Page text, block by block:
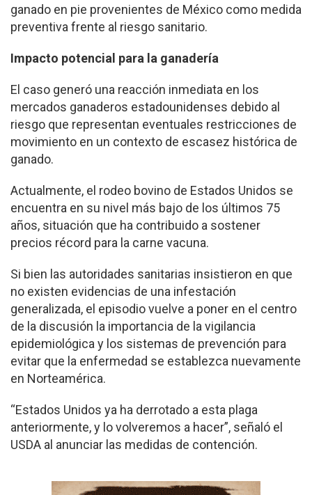
ganado en pie provenientes de México como medida
preventiva frente al riesgo sanitario.
Impacto potencial para la ganadería
El caso generó una reacción inmediata en los
mercados ganaderos estadounidenses debido al
riesgo que representan eventuales restricciones de
movimiento en un contexto de escasez histórica de
ganado.
Actualmente, el rodeo bovino de Estados Unidos se
encuentra en su nivel más bajo de los últimos 75
años, situación que ha contribuido a sostener
precios récord para la carne vacuna.
Si bien las autoridades sanitarias insistieron en que
no existen evidencias de una infestación
generalizada, el episodio vuelve a poner en el centro
de la discusión la importancia de la vigilancia
epidemiológica y los sistemas de prevención para
evitar que la enfermedad se establezca nuevamente
en Norteamérica.
“Estados Unidos ya ha derrotado a esta plaga
anteriormente, y lo volveremos a hacer”, señaló el
USDA al anunciar las medidas de contención.